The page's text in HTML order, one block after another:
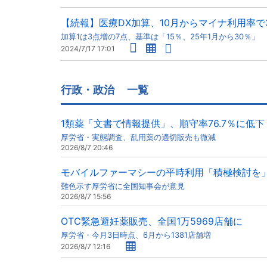
【続報】医療DX加算、10月からマイナ利用率
加算1は3点増の7点、基準は「15％、25年1月から30％」
2024/7/17 17:01
行政・政治 一覧
1類薬「文書で情報提供」、順守率76.7％に低下
厚労省・実態調査、乱用薬の適切販売も微減
2026/8/7 20:46
モバイルファーマシーの平時利用「積極検討を」
難色示す厚労省に全国知事会が意見
2026/8/7 15:56
OTC緊急避妊薬販売、全国1万5969店舗に
厚労省・今月3日時点、6月から1381店舗増
2026/8/7 12:16